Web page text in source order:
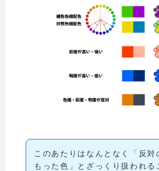
このあたりはなんとなく「反対
もった色」とざっくり扱われる